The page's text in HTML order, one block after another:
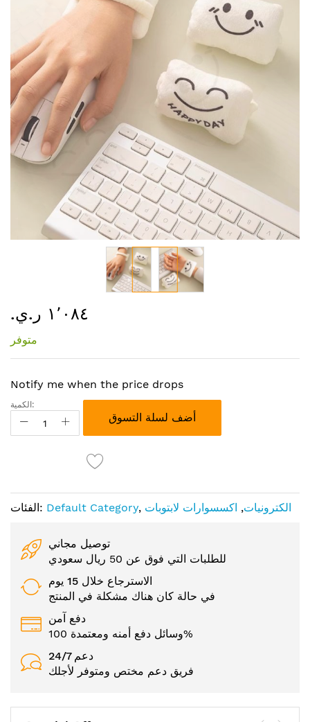
إلى
معرض
الصور
١٬٠٨٤ ر.ي.‏
متوفر
Notify me when the price drops
الكمية:
أضف لسلة التسوق
الفئات: Default Category, الكترونيات, اكسسوارات لابتوبات
توصيل مجاني
للطلبات التي فوق عن 50 ريال سعودي
الاسترجاع خلال 15 يوم
في حالة كان هناك مشكلة في المنتج
دفع آمن
وسائل دفع أمنه ومعتمدة 100%
24/7 دعم
فريق دعم مختص ومتوفر لأجلك